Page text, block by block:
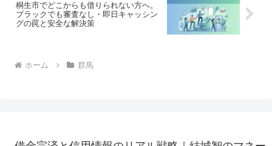
桐生市でどこからも借りられない方へ。
ブラックでも審査なし・即日キャッシン
グの罠と安全な解決策
ホーム 群馬